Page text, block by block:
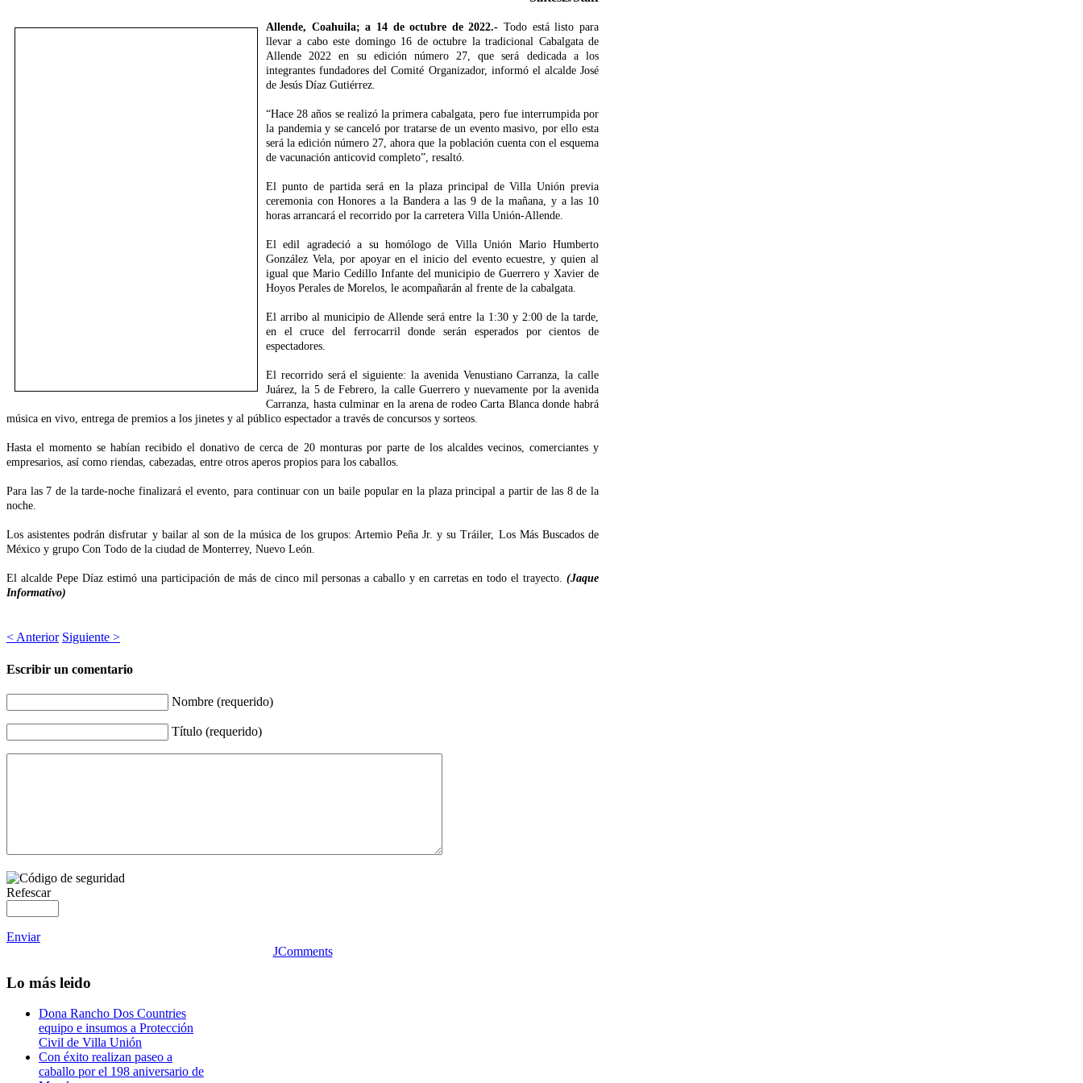
Allende, Coahuila; a 14 de octubre de 2022.-Todo está listo para
llevar a cabo este domingo 16 de octubre la tradicional Cabalgata de
Allende 2022 en su edición número 27, que será dedicada a los
integrantes fundadores del Comité Organizador, informó el alcalde José
de Jesús Díaz Gutiérrez.
“Hace 28 años se realizó la primera cabalgata, pero fue interrumpida por
la pandemia y se canceló por tratarse de un evento masivo, por ello esta
será la edición número 27, ahora que la población cuenta con el esquema
de vacunación anticovid completo”, resaltó.
El punto de partida será en la plaza principal de Villa Unión previa
ceremonia con Honores a la Bandera a las 9 de la mañana, y a las 10
horas arrancará el recorrido por la carretera Villa Unión-Allende.
El edil agradeció a su homólogo de Villa Unión Mario Humberto
González Vela, por apoyar en el inicio del evento ecuestre, y quien al
igual que Mario Cedillo Infante del municipio de Guerrero y Xavier de
Hoyos Perales de Morelos, le acompañarán al frente de la cabalgata.
El arribo al municipio de Allende será entre la 1:30 y 2:00 de la tarde,
en el cruce del ferrocarril donde serán esperados por cientos de
espectadores.
El recorrido será el siguiente: la avenida Venustiano Carranza, la calle
Juárez, la 5 de Febrero, la calle Guerrero y nuevamente por la avenida
Carranza, hasta culminar en la arena de rodeo Carta Blanca donde habrá
música en vivo, entrega de premios a los jinetes y al público espectador a través de concursos y sorteos.
Hasta el momento se habían recibido el donativo de cerca de 20 monturas por parte de los alcaldes vecinos, comerciantes y
empresarios, así como riendas, cabezadas, entre otros aperos propios para los caballos.
Para las 7 de la tarde-noche finalizará el evento, para continuar con un baile popular en la plaza principal a partir de las 8 de la
noche.
Los asistentes podrán disfrutar y bailar al son de la música de los grupos: Artemio Peña Jr. y su Tráiler, Los Más Buscados de
México y grupo Con Todo de la ciudad de Monterrey, Nuevo León.
El alcalde Pepe Díaz estimó una participación de más de cinco mil personas a caballo y en carretas en todo el trayecto. (Jaque
Informativo)
< Anterior Siguiente >
Escribir un comentario
Nombre (requerido)
Título (requerido)
Refescar
Enviar
JComments
Lo más leido
Dona Rancho Dos Countries
equipo e insumos a Protección
Civil de Villa Unión
Con éxito realizan paseo a
caballo por el 198 aniversario de